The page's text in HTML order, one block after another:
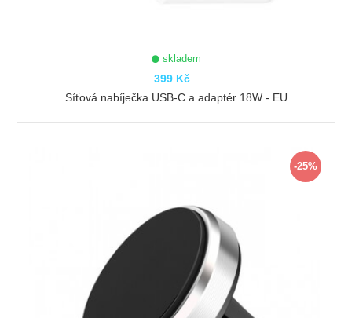
skladem
399 Kč
Síťová nabíječka USB-C a adaptér 18W - EU
-25%